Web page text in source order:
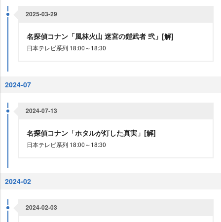
2025-03-29
名探偵コナン「風林火山 迷宮の鎧武者 弐」[解]
日本テレビ系列 18:00～18:30
2024-07
2024-07-13
名探偵コナン「ホタルが灯した真実」[解]
日本テレビ系列 18:00～18:30
2024-02
2024-02-03